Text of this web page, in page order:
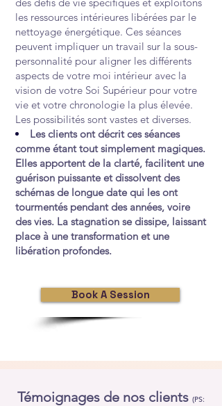
les ressources intérieures libérées par le
nettoyage énergétique. Ces séances
peuvent impliquer un travail sur la sous-
personnalité pour aligner les différents
aspects de votre moi intérieur avec la
vision de votre Soi Supérieur pour votre
vie et votre chronologie la plus élevée.
Les possibilités sont vastes et diverses.
Les clients ont décrit ces séances
comme étant tout simplement magiques.
Elles apportent de la clarté, facilitent une
guérison puissante et dissolvent des
schémas de longue date qui les ont
tourmentés pendant des années, voire
des vies. La stagnation se dissipe, laissant
place à une transformation et une
libération profondes.
Book A Session
Témoignages de nos clients (PS: